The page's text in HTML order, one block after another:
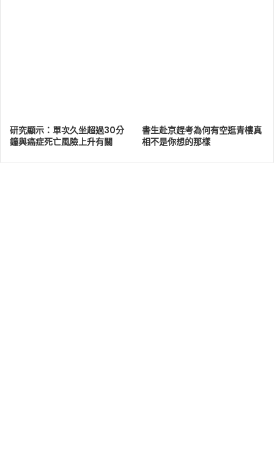
研究顯示：單次久坐超過30分
鐘與癌症死亡風險上升有關
書生赴京趕考為何有空逛青樓真
相不是你想的那樣